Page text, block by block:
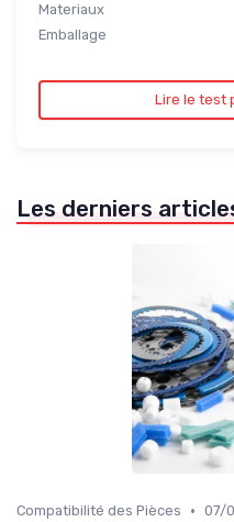
Materiaux
Emballage
Lire le test
Les derniers
Compatibilité des Pièces • 07/